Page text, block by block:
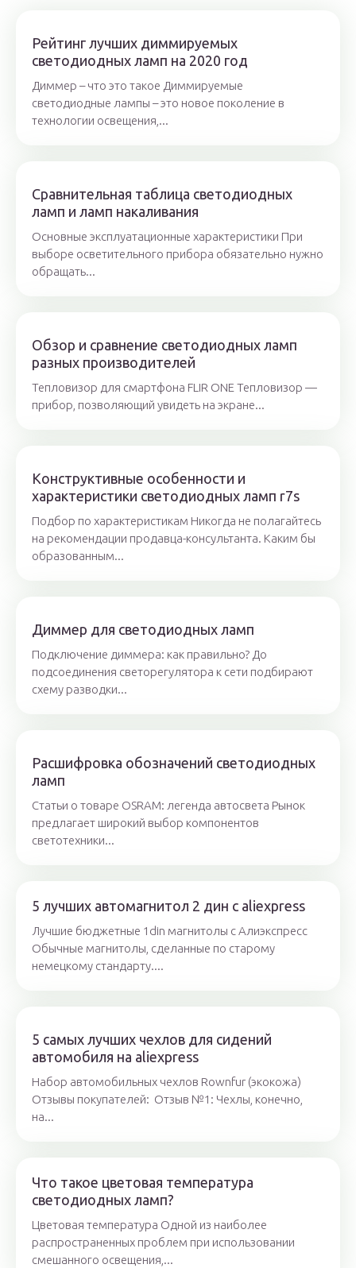
Рейтинг лучших диммируемых
светодиодных ламп на 2020 год
Диммер – что это такое Диммируемые
светодиодные лампы – это новое поколение в
технологии освещения,...
Сравнительная таблица светодиодных
ламп и ламп накаливания
Основные эксплуатационные характеристики При
выборе осветительного прибора обязательно нужно
обращать...
Обзор и сравнение светодиодных ламп
разных производителей
Тепловизор для смартфона FLIR ONE Тепловизор —
прибор, позволяющий увидеть на экране...
Конструктивные особенности и
характеристики светодиодных ламп r7s
Подбор по характеристикам Никогда не полагайтесь
на рекомендации продавца-консультанта. Каким бы
образованным...
Диммер для светодиодных ламп
Подключение диммера: как правильно? До
подсоединения светорегулятора к сети подбирают
схему разводки...
Расшифровка обозначений светодиодных
ламп
Статьи о товаре OSRAM: легенда автосвета Рынок
предлагает широкий выбор компонентов
светотехники...
5 лучших автомагнитол 2 дин с aliexpress
Лучшие бюджетные 1din магнитолы с Алиэкспресс
Обычные магнитолы, сделанные по старому
немецкому стандарту....
5 самых лучших чехлов для сидений
автомобиля на aliexpress
Набор автомобильных чехлов Rownfur (экокожа)
Отзывы покупателей: Отзыв №1: Чехлы, конечно,
на...
Что такое цветовая температура
светодиодных ламп?
Цветовая температура Одной из наиболее
распространенных проблем при использовании
смешанного освещения,...